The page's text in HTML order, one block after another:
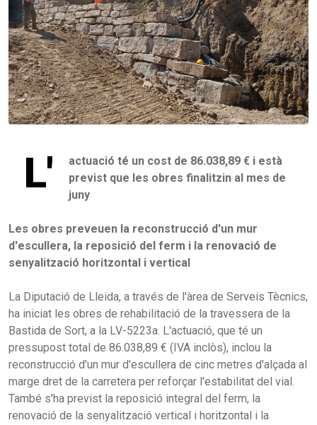
L'
actuació té un cost de 86.038,89 € i està
previst que les obres finalitzin al mes de
juny
Les obres preveuen la reconstrucció d'un mur
d'escullera, la reposició del ferm i la renovació de
senyalització horitzontal i vertical
La Diputació de Lleida, a través de l'àrea de Serveis Tècnics,
ha iniciat les obres de rehabilitació de la travessera de la
Bastida de Sort, a la LV-5223a. L'actuació, que té un
pressupost total de 86.038,89 € (IVA inclòs), inclou la
reconstrucció d'un mur d'escullera de cinc metres d'alçada al
marge dret de la carretera per reforçar l'estabilitat del vial.
També s'ha previst la reposició integral del ferm, la
renovació de la senyalització vertical i horitzontal i la